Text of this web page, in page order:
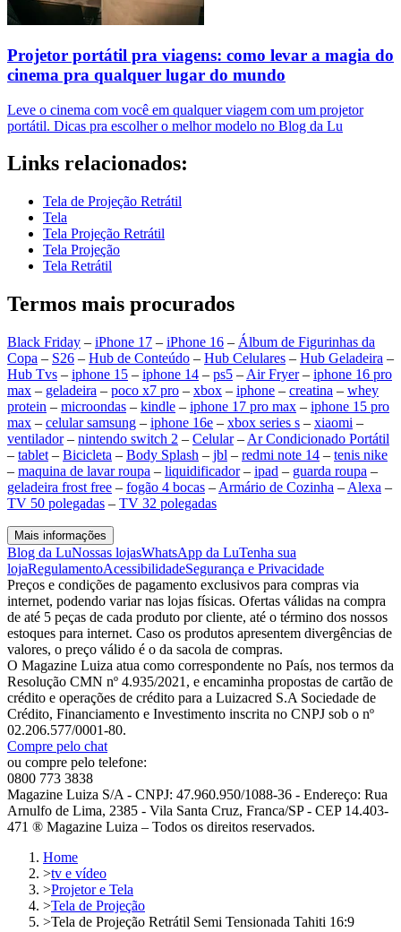
Projetor portátil pra viagens: como levar a magia do
cinema pra qualquer lugar do mundo
Leve o cinema com você em qualquer viagem com um projetor
portátil. Dicas pra escolher o melhor modelo no Blog da Lu
Links relacionados:
Tela de Projeção Retrátil
Tela
Tela Projeção Retrátil
Tela Projeção
Tela Retrátil
Termos mais procurados
Black Friday – iPhone 17 – iPhone 16 – Álbum de Figurinhas da
Copa – S26 – Hub de Conteúdo – Hub Celulares – Hub Geladeira –
Hub Tvs – iphone 15 – iphone 14 – ps5 – Air Fryer– iphone 16 pro
max – geladeira – poco x7 pro – xbox – iphone – creatina – whey
protein – microondas – kindle – iphone 17 pro max – iphone 15 pro
max – celular samsung – iphone 16e – xbox series s – xiaomi –
ventilador– nintendo switch 2 – Celular– Ar Condicionado Portátil
– tablet – Bicicleta – Body Splash – jbl – redmi note 14 – tenis nike
– maquina de lavar roupa – liquidificador– ipad – guarda roupa –
geladeira frost free – fogão 4 bocas – Armário de Cozinha – Alexa –
TV 50 polegadas – TV 32 polegadas
Mais informações
Blog da LuNossas lojasWhatsApp da LuTenha sua
lojaRegulamentoAcessibilidadeSegurança e Privacidade
Preços e condições de pagamento exclusivos para compras via
internet, podendo variar nas lojas físicas. Ofertas válidas na compra
de até 5 peças de cada produto por cliente, até o término dos nossos
estoques para internet. Caso os produtos apresentem divergências de
valores, o preço válido é o da sacola de compras.
O Magazine Luiza atua como correspondente no País, nos termos da
Resolução CMN nº 4.935/2021, e encaminha propostas de cartão de
crédito e operações de crédito para a Luizacred S.A Sociedade de
Crédito, Financiamento e Investimento inscrita no CNPJ sob o nº
02.206.577/0001-80.
Compre pelo chat
ou compre pelo telefone:
0800 773 3838
Magazine Luiza S/A - CNPJ: 47.960.950/1088-36 - Endereço: Rua
Arnulfo de Lima, 2385 - Vila Santa Cruz, Franca/SP - CEP 14.403-
471 ® Magazine Luiza – Todos os direitos reservados.
Home
>tv e vídeo
>Projetor e Tela
>Tela de Projeção
>Tela de Projeção Retrátil Semi Tensionada Tahiti 16:9